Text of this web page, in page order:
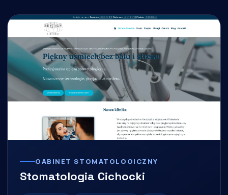
GABINET STOMATOLOGICZNY
Stomatologia Cichocki